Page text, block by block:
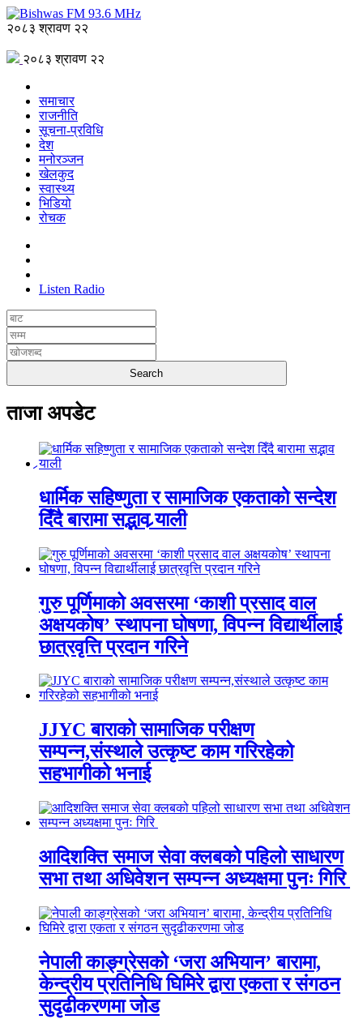
२०८३ श्रावण २२
२०८३ श्रावण २२
समाचार
राजनीति
सूचना-प्रविधि
देश
मनोरञ्जन
खेलकुद
स्वास्थ्य
भिडियो
रोचक
Listen Radio
ताजा अपडेट
धार्मिक सहिष्णुता र सामाजिक एकताको सन्देश
दिँदै बारामा सद्भाव र्‍याली
गुरु पूर्णिमाको अवसरमा ‘काशी प्रसाद वाल
अक्षयकोष’ स्थापना घोषणा, विपन्न विद्यार्थीलाई
छात्रवृत्ति प्रदान गरिने
JJYC बाराको सामाजिक परीक्षण
सम्पन्न,संस्थाले उत्कृष्ट काम गरिरहेको
सहभागीको भनाई
आदिशक्ति समाज सेवा क्लबको पहिलो साधारण
सभा तथा अधिवेशन सम्पन्न अध्यक्षमा पुनः गिरि
नेपाली काङ्ग्रेसको ‘जरा अभियान’ बारामा,
केन्द्रीय प्रतिनिधि घिमिरे द्वारा एकता र संगठन
सुदृढीकरणमा जोड